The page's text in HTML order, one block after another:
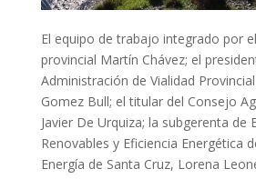
El equipo de trabajo integrado por
provincial Martín Chávez; el
Administración de Vialidad
Gomez Bull; el titular del Consejo
Javier De Urquiza; la subgerenta de
Renovables y Eficiencia Energética
Energía de Santa Cruz, Lorena